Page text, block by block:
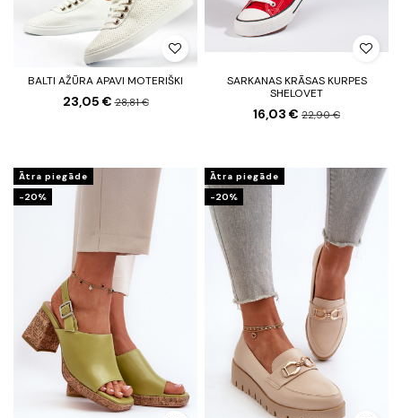
BALTI AŽŪRA APAVI MOTERIŠKI
23,05 €28,81 €
SARKANAS KRĀSAS KURPES
SHELOVET
16,03 € 22,90 €
Ātra piegāde
-20%
Ātra piegāde
-20%